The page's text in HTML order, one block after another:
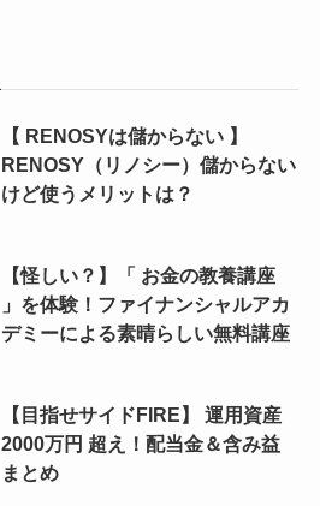
【 RENOSYは儲からない 】
RENOSY（リノシー）儲からない
けど使うメリットは？
【怪しい？】「 お金の教養講座
」を体験！ファイナンシャルアカ
デミーによる素晴らしい無料講座
【目指せサイドFIRE】 運用資産
2000万円 超え！配当金＆含み益
まとめ